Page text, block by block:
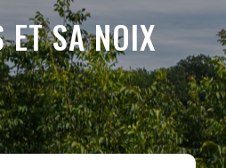
ET SA NOIX